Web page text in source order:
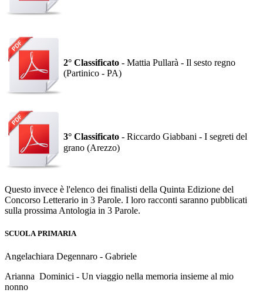
2° Classificato - Mattia Pullarà - Il sesto regno
(Partinico - PA)
3° Classificato - Riccardo Giabbani - I segreti del
grano (Arezzo)
Questo invece è l'elenco dei finalisti della Quinta Edizione del
Concorso Letterario in 3 Parole. I loro racconti saranno pubblicati
sulla prossima Antologia in 3 Parole.
SCUOLA PRIMARIA
Angelachiara Degennaro - Gabriele
Arianna Dominici - Un viaggio nella memoria insieme al mio
nonno